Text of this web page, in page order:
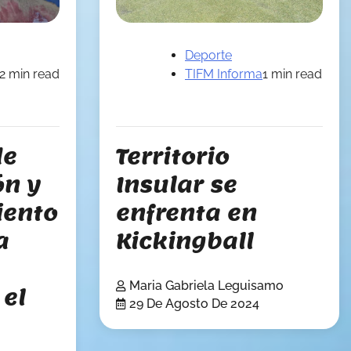
2 min read
y
Deporte
TIFM Informa1 min read
Territorio
Insular se
enfrenta en
Kickingball
Maria Gabriela Leguisamo
29 De Agosto De 2024